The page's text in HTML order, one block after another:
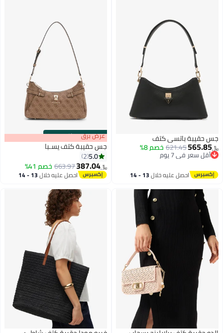
جس حقيبة باتسي كتف
﷼‏565.85
621.45خصم 8%
أقل سعر في 7 يوم
احصل عليه خلال 13 - 14
00m:00s
·باقي 100%
2
عرض برق
جس حقيبة كتف يسـبا
5.0
2
﷼‏387.04
663.97خصم 41%
احصل عليه خلال 13 - 14